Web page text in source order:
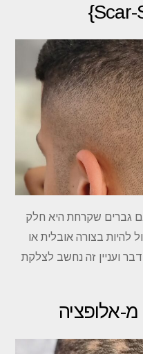
גברים שקרחת היא חלק
בצורה אובלית או
ועניין זה נחשב לצלקת
מ-אלופציה